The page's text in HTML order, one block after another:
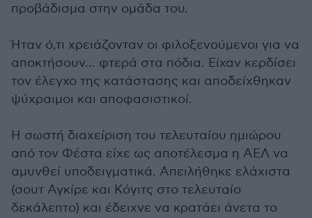
προβάδισμα στην ομάδα του.
Ήταν ό,τι χρειάζονταν οι φιλοξενούμενοι για να
αποκτήσουν... φτερά στα πόδια. Είχαν κερδίσει
τον έλεγχο της κατάστασης και αποδείχθηκαν
ψύχραιμοι και αποφασιστικοί.
Η σωστή διαχείριση του τελευταίου ημιώρου
από τον Φέστα είχε ως αποτέλεσμα η ΑΕΛ να
αμυνθεί υποδειγματικά. Απειλήθηκε ελάχιστα
(σουτ Αγκίρε και Κόγιτς στο τελευταίο
δεκάλεπτο) και έδειχνε να κρατάει άνετα το